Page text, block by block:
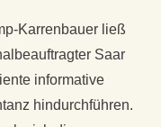
Karrenbauer ließ
Saar
informative
hindurchführen.